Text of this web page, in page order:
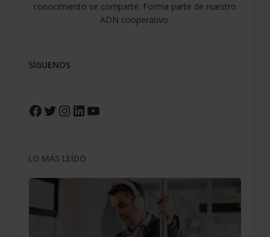
conocimiento se comparte. Forma parte de nuestro
ADN cooperativo.
SÍGUENOS
Facebook
Twitter
Instagram
LinkedIn
YouTube
LO MÁS LEÍDO